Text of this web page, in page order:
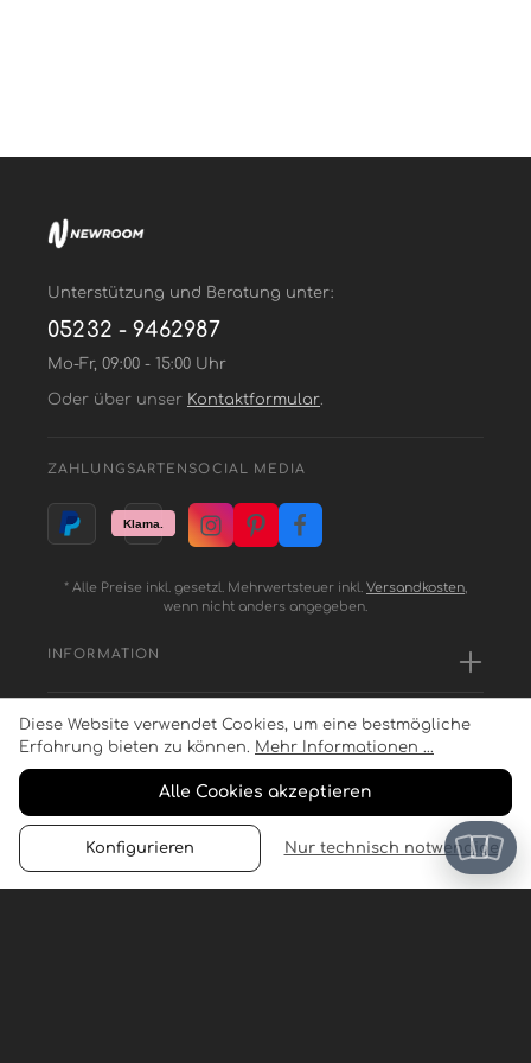
Unterstützung und Beratung unter:
05232 - 9462987
Mo-Fr, 09:00 - 15:00 Uhr
Oder über unser Kontaktformular.
ZAHLUNGSARTEN SOCIAL MEDIA
* Alle Preise inkl. gesetzl. Mehrwertsteuer inkl. Versandkosten,
wenn nicht anders angegeben.
INFORMATION
SERVICE
Diese Website verwendet Cookies, um eine bestmögliche
Erfahrung bieten zu können. Mehr Informationen ...
Alle Cookies akzeptieren
Konfigurieren Nur technisch notwendige